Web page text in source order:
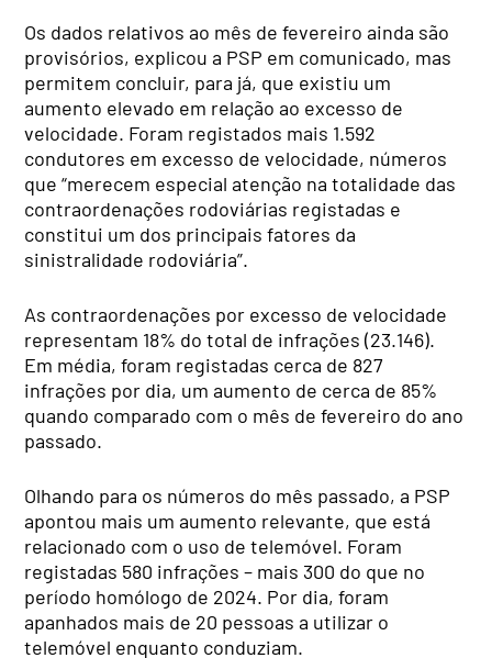
Os dados relativos ao mês de fevereiro ainda são
provisórios, explicou a PSP em comunicado, mas
permitem concluir, para já, que existiu um
aumento elevado em relação ao excesso de
velocidade. Foram registados mais 1.592
condutores em excesso de velocidade, números
que “merecem especial atenção na totalidade das
contraordenações rodoviárias registadas e
constitui um dos principais fatores da
sinistralidade rodoviária”.
As contraordenações por excesso de velocidade
representam 18% do total de infrações (23.146).
Em média, foram registadas cerca de 827
infrações por dia, um aumento de cerca de 85%
quando comparado com o mês de fevereiro do ano
passado.
Olhando para os números do mês passado, a PSP
apontou mais um aumento relevante, que está
relacionado com o uso de telemóvel. Foram
registadas 580 infrações – mais 300 do que no
período homólogo de 2024. Por dia, foram
apanhados mais de 20 pessoas a utilizar o
telemóvel enquanto conduziam.